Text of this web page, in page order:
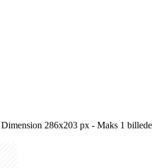
286x203 px - Maks 1 billede